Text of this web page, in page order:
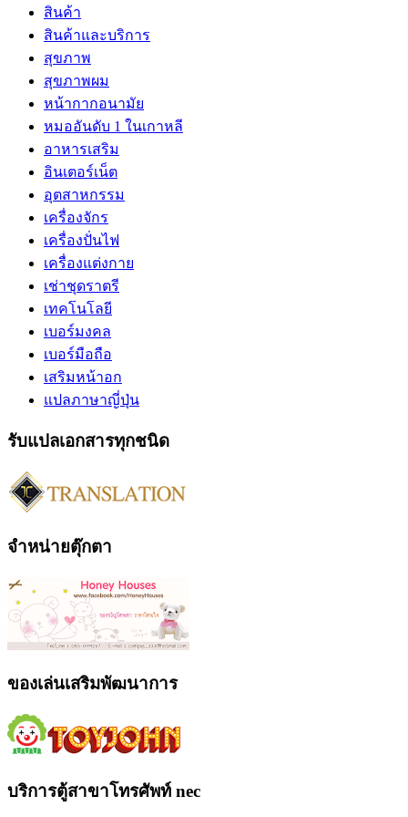
สินค้า
สินค้าและบริการ
สุขภาพ
สุขภาพผม
หน้ากากอนามัย
หมออันดับ 1 ในเกาหลี
อาหารเสริม
อินเตอร์เน็ต
อุตสาหกรรม
เครื่องจักร
เครื่องปั่นไฟ
เครื่องแต่งกาย
เช่าชุดราตรี
เทคโนโลยี
เบอร์มงคล
เบอร์มือถือ
เสริมหน้าอก
แปลภาษาญี่ปุ่น
รับแปลเอกสารทุกชนิด
จำหน่ายตุ๊กตา
ของเล่นเสริมพัฒนาการ
บริการตู้สาขาโทรศัพท์ nec